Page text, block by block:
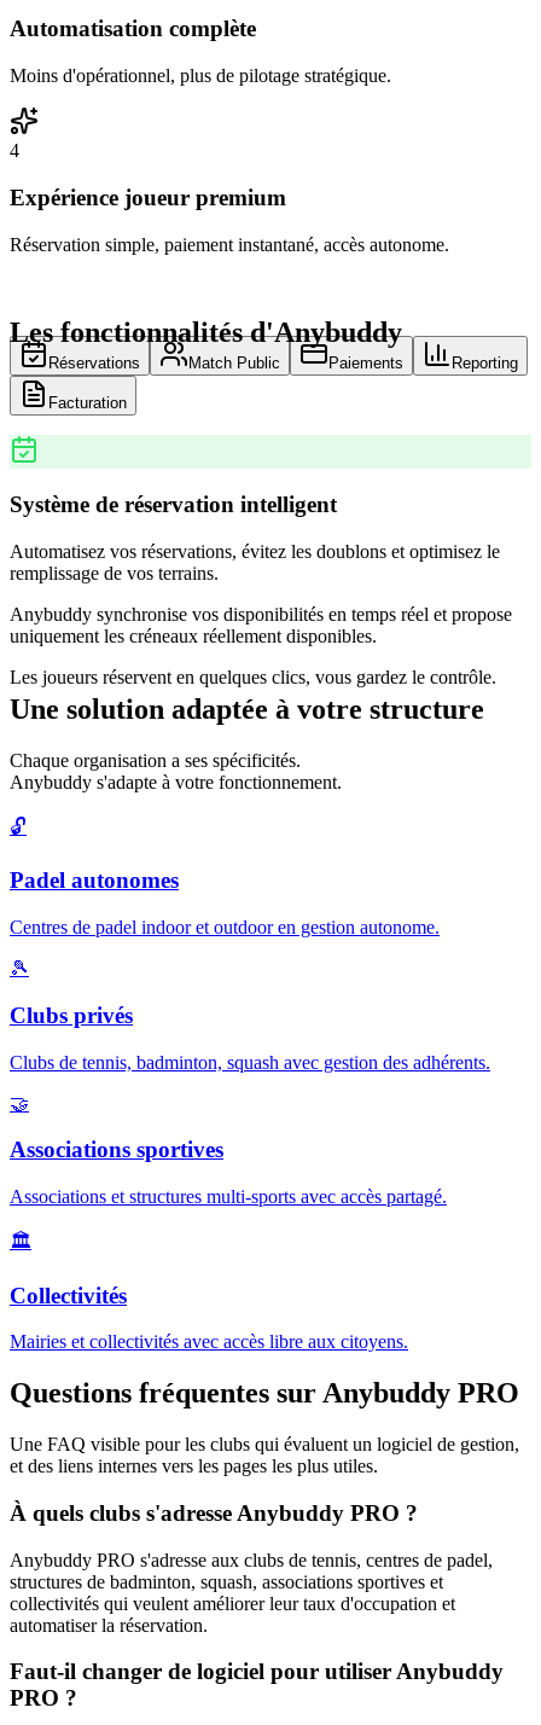
Automatisation complète
Moins d'opérationnel, plus de pilotage stratégique.
4
Expérience joueur premium
Réservation simple, paiement instantané, accès autonome.
Les fonctionnalités d'Anybuddy
Réservations Match Public Paiements Reporting
Facturation
Système de réservation intelligent
Automatisez vos réservations, évitez les doublons et optimisez le
remplissage de vos terrains.
Anybuddy synchronise vos disponibilités en temps réel et propose
uniquement les créneaux réellement disponibles.
Les joueurs réservent en quelques clics, vous gardez le contrôle.
Une solution adaptée à votre structure
Chaque organisation a ses spécificités.
Anybuddy s'adapte à votre fonctionnement.
🔓
Padel autonomes
Centres de padel indoor et outdoor en gestion autonome.
🎾
Clubs privés
Clubs de tennis, badminton, squash avec gestion des adhérents.
🤝
Associations sportives
Associations et structures multi-sports avec accès partagé.
🏛️
Collectivités
Mairies et collectivités avec accès libre aux citoyens.
Questions fréquentes sur Anybuddy PRO
Une FAQ visible pour les clubs qui évaluent un logiciel de gestion,
et des liens internes vers les pages les plus utiles.
À quels clubs s'adresse Anybuddy PRO ?
Anybuddy PRO s'adresse aux clubs de tennis, centres de padel,
structures de badminton, squash, associations sportives et
collectivités qui veulent améliorer leur taux d'occupation et
automatiser la réservation.
Faut-il changer de logiciel pour utiliser Anybuddy
PRO ?